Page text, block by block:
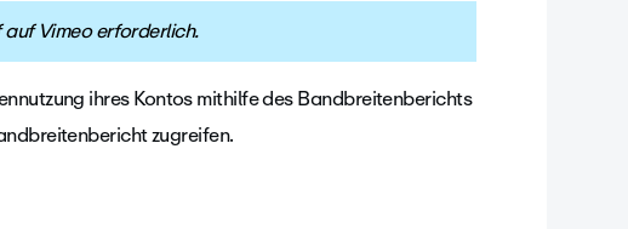
Vimeo erforderlich.
ihres Kontos mithilfe des Bandbreitenberichts
zugreifen.